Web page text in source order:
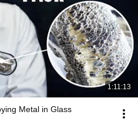
1:11:13
Metal in Glass